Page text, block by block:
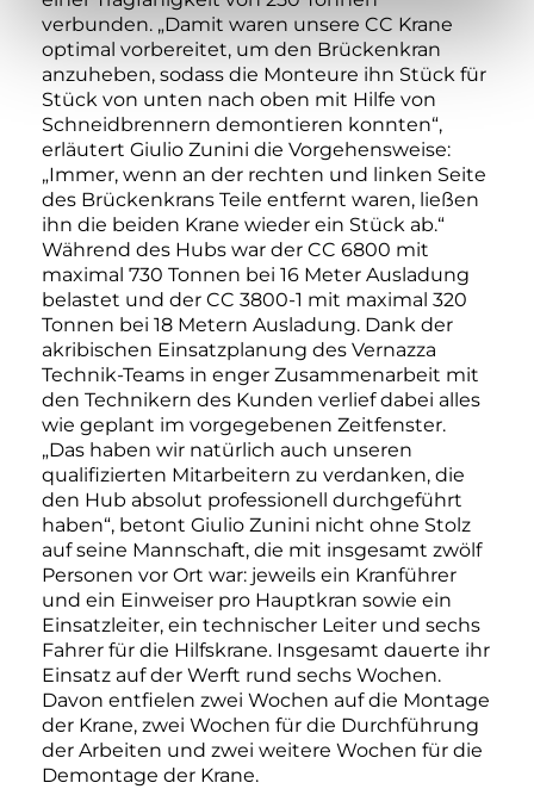
verbunden. „Damit waren unsere CC Krane
optimal vorbereitet, um den Brückenkran
anzuheben, sodass die Monteure ihn Stück für
Stück von unten nach oben mit Hilfe von
Schneidbrennern demontieren konnten“,
erläutert Giulio Zunini die Vorgehensweise:
„Immer, wenn an der rechten und linken Seite
des Brückenkrans Teile entfernt waren, ließen
ihn die beiden Krane wieder ein Stück ab.“
Während des Hubs war der CC 6800 mit
maximal 730 Tonnen bei 16 Meter Ausladung
belastet und der CC 3800-1 mit maximal 320
Tonnen bei 18 Metern Ausladung. Dank der
akribischen Einsatzplanung des Vernazza
Technik-Teams in enger Zusammenarbeit mit
den Technikern des Kunden verlief dabei alles
wie geplant im vorgegebenen Zeitfenster.
„Das haben wir natürlich auch unseren
qualifizierten Mitarbeitern zu verdanken, die
den Hub absolut professionell durchgeführt
haben“, betont Giulio Zunini nicht ohne Stolz
auf seine Mannschaft, die mit insgesamt zwölf
Personen vor Ort war: jeweils ein Kranführer
und ein Einweiser pro Hauptkran sowie ein
Einsatzleiter, ein technischer Leiter und sechs
Fahrer für die Hilfskrane. Insgesamt dauerte ihr
Einsatz auf der Werft rund sechs Wochen.
Davon entfielen zwei Wochen auf die Montage
der Krane, zwei Wochen für die Durchführung
der Arbeiten und zwei weitere Wochen für die
Demontage der Krane.